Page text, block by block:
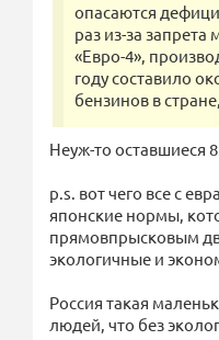
опасаются
раз из-за
«Евро-4»,
году составило
бензинов в
Неуж-то оставшиеся
p.s. вот чего все с
японские нормы,
прямовпрысковым
экологичные и
Россия такая
людей, что без